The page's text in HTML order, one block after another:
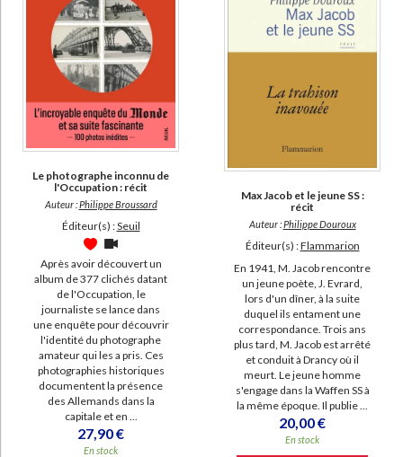
Le photographe inconnu de
l'Occupation : récit
Auteur :Philippe Broussard
Éditeur(s) :Seuil
Après avoir découvert un
album de 377 clichés datant
de l'Occupation, le
journaliste se lance dans
une enquête pour découvrir
l'identité du photographe
amateur qui les a pris. Ces
photographies historiques
documentent la présence
des Allemands dans la
capitale et en ...
27,90 €
En stock
Max Jacob et le jeune SS :
récit
Auteur :Philippe Douroux
Éditeur(s) :Flammarion
En 1941, M. Jacob rencontre
un jeune poète, J. Evrard,
lors d'un dîner, à la suite
duquel ils entament une
correspondance. Trois ans
plus tard, M. Jacob est arrêté
et conduit à Drancy où il
meurt. Le jeune homme
s'engage dans la Waffen SS à
la même époque. Il publie ...
20,00 €
En stock